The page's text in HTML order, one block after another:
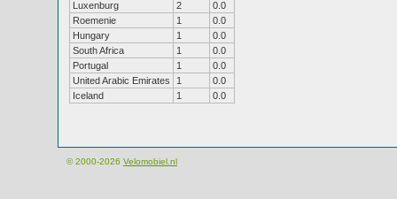
Luxenburg
2
0.0
Roemenie
1
0.0
Hungary
1
0.0
South Africa
1
0.0
Portugal
1
0.0
United Arabic Emirates
1
0.0
Iceland
1 0.0
© 2000-2026 Velomobiel.nl